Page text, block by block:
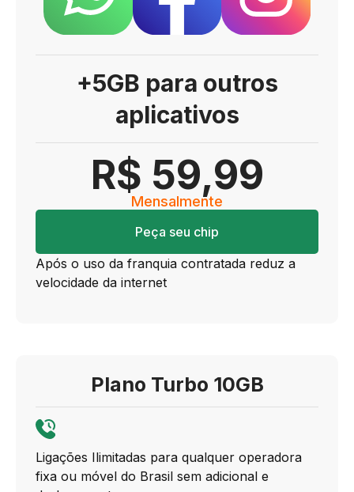
+5GB para outros
aplicativos
R$ 59,99
Mensalmente
Peça seu chip
Após o uso da franquia contratada reduz a
velocidade da internet
Plano Turbo 10GB
Ligações Ilimitadas para qualquer operadora
fixa ou móvel do Brasil sem adicional e